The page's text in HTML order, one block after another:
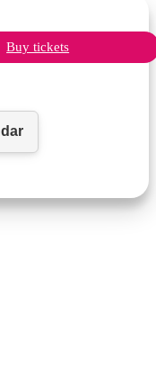
Buy tickets